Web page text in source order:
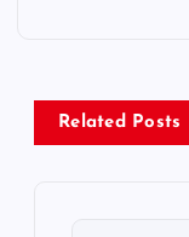
v
Related Posts